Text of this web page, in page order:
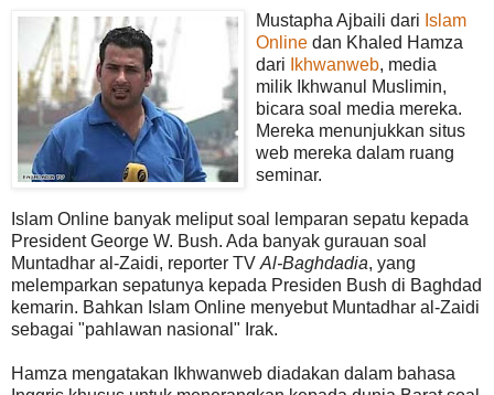
Mustapha Ajbaili dari Islam
Online dan Khaled Hamza
dari
Ikhwanweb, media
milik Ikhwanul Muslimin,
bicara soal media mereka.
Mereka menunjukkan situs
web mereka dalam ruang
seminar.
Islam Online banyak meliput soal lemparan sepatu kepada
President George W. Bush. Ada banyak gurauan soal
Muntadhar al-Zaidi, reporter TV Al-Baghdadia, yang
melemparkan sepatunya kepada Presiden Bush di Baghdad
kemarin. Bahkan Islam Online menyebut Muntadhar al-Zaidi
sebagai "pahlawan nasional" Irak.
Hamza mengatakan Ikhwanweb diadakan dalam bahasa